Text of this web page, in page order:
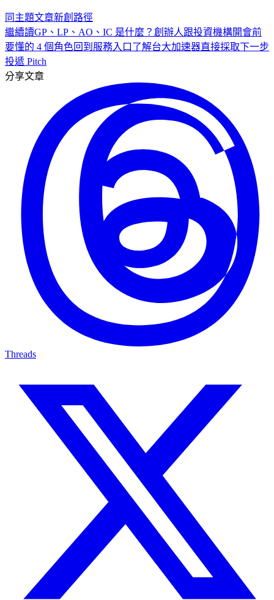
同主題文章新創 路徑
繼續讀GP、LP、AO、IC 是什麼？創辦人跟投資機構開會前
要懂的 4 個角色回到服務入口 了解台大加速器直接採取下一步
投遞 Pitch
分享文章
Threads